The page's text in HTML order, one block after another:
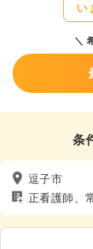
い
条
逗子市
正看護師、